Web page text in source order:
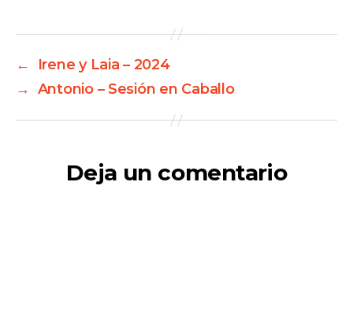
←
Irene y Laia – 2024
→ Antonio – Sesión en Caballo
Deja un comentario